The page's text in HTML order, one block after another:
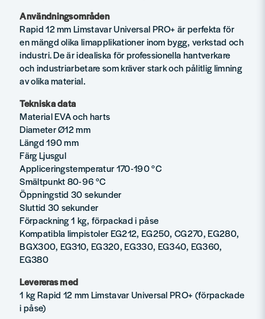
Användningsområden
Rapid 12 mm Limstavar Universal PRO+ är perfekta för
en mängd olika limapplikationer inom bygg, verkstad och
industri. De är idealiska för professionella hantverkare
och industriarbetare som kräver stark och pålitlig limning
av olika material.
Tekniska data
Material EVA och harts
Diameter Ø12 mm
Längd 190 mm
Färg Ljusgul
Appliceringstemperatur 170-190 °C
Smältpunkt 80-96 °C
Öppningstid 30 sekunder
Sluttid 30 sekunder
Förpackning 1 kg, förpackad i påse
Kompatibla limpistoler EG212, EG250, CG270, EG280,
BGX300, EG310, EG320, EG330, EG340, EG360,
EG380
Levereras med
1 kg Rapid 12 mm Limstavar Universal PRO+ (förpackade
i påse)